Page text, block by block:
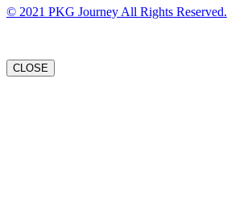
© 2021 PKG Journey All Rights Reserved.
CLOSE